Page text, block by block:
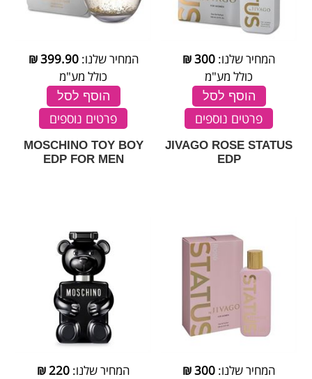
המחיר שלנו: 300
₪
כולל מע"מ
הוסף לסל
פרטים נוספים
המחיר שלנו:399.90
₪
כולל מע"מ
הוסף לסל
פרטים נוספים
JIVAGO ROSE STATUS
EDP
המחיר שלנו: 300
₪
MOSCHINO TOY BOY
EDP FOR MEN
המחיר שלנו: 220
₪